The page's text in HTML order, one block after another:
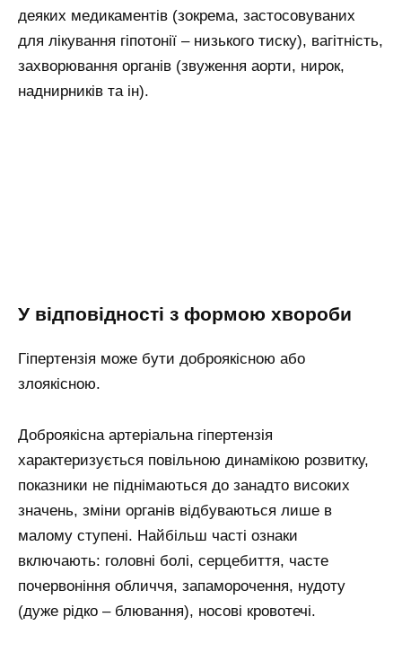
деяких медикаментів (зокрема, застосовуваних
для лікування гіпотонії – низького тиску), вагітність,
захворювання органів (звуження аорти, нирок,
наднирників та ін).
У відповідності з формою хвороби
Гіпертензія може бути доброякісною або
злоякісною.
Доброякісна артеріальна гіпертензія
характеризується повільною динамікою розвитку,
показники не піднімаються до занадто високих
значень, зміни органів відбуваються лише в
малому ступені. Найбільш часті ознаки
включають: головні болі, серцебиття, часте
почервоніння обличчя, запаморочення, нудоту
(дуже рідко – блювання), носові кровотечі.